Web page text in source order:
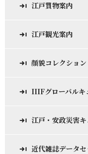
江戸買物案内
江戸観光案内
顔貌コレクション
IIIFグローバルキ
江戸・安政災害
近代雑誌データセ